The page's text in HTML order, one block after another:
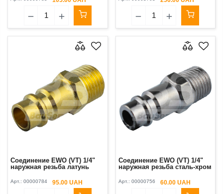
Соединение EWO (VT) 1/4"
наружная резьба латунь
Арт.: 00000784 95.00 UAH
Соединение EWO (VT) 1/4"
наружная резьба сталь-хром
Арт.: 00000756 60.00 UAH